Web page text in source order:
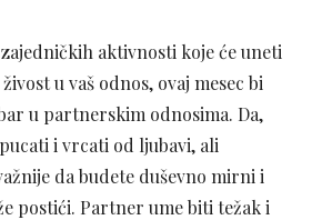
aktivnosti koje će uneti
u vaš odnos, ovaj mesec bi
u partnerskim odnosima. Da,
i vrcati od ljubavi, ali
da budete duševno mirni i
postići. Partner ume biti težak i